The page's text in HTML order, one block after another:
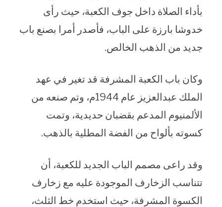
بأداء الصلاة داخل جوف الكعبة، حيث رأى
خدوشا بارزة على الباب، فأصدر أمرا بصنع باب
جديد من الذهب الخالص.
وكان باب الكعبة المشرفة قد تغير في عهد
الملك عبدالعزيز عام 1944م، وتم صنعه من
الألمنيوم المدعم بقضبان حديدية، وتمت
كسوته بألواح من الفضة المطلية بالذهب.
وقد راعى مصمم الباب الجديد للكعبة، أن
تتناسب الزخارف الموجودة عليه مع زخارف
الكسوة المشرفة، حيث استخدم خط الثلث،